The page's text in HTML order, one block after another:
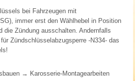
bei Fahrzeugen mit
immer erst den Wählhebel in Position
die Zündung ausschalten. Andernfalls
Zündschlüsselabzugsperre -N334- das
→ Karosserie-Montagearbeiten